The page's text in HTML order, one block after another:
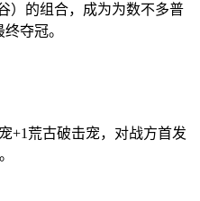
）的组合，成为为数不多普
夺冠。
+1荒古破击宠，对战方首发